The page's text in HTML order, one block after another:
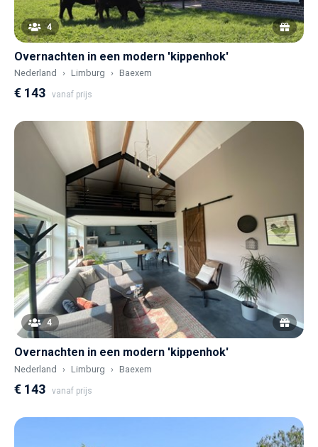
4
Overnachten in een modern 'kippenhok'
Nederland Limburg Baexem
€ 143 vanaf prijs
4
Overnachten in een modern 'kippenhok'
Nederland Limburg Baexem
€ 143 vanaf prijs